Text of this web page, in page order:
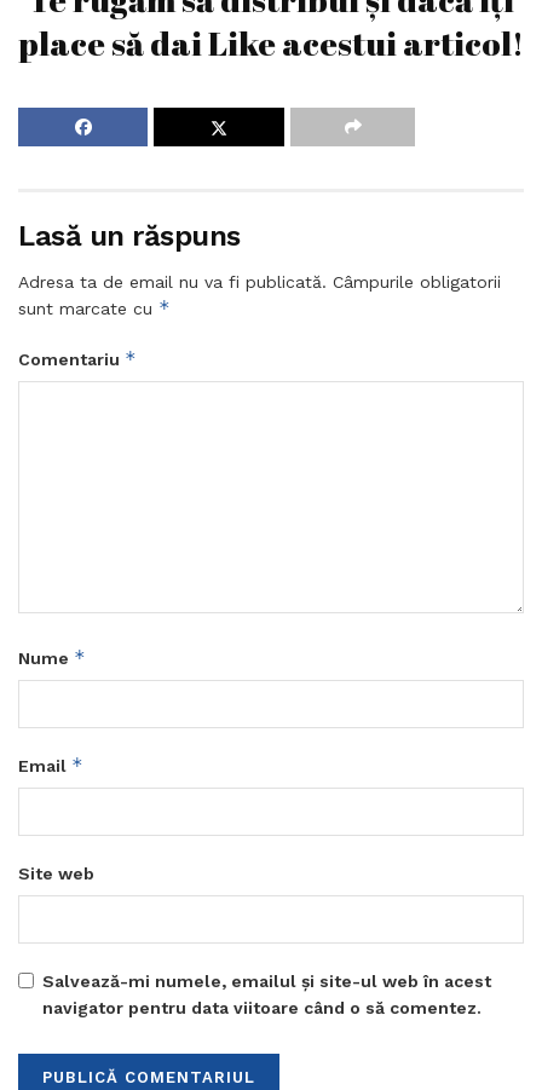
place să dai Like acestui articol!
Lasă un răspuns
Adresa ta de email nu va fi publicată. Câmpurile obligatorii
sunt marcate cu *
Comentariu *
Nume *
Email *
Site web
Salvează-mi numele, emailul și site-ul web în acest
navigator pentru data viitoare când o să comentez.